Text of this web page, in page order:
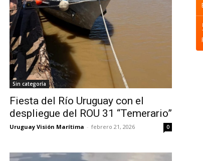
Sin categoría
Fiesta del Río Uruguay con el
despliegue del ROU 31 “Temerario”
Uruguay Visión Marítima - febrero 21, 2026 0